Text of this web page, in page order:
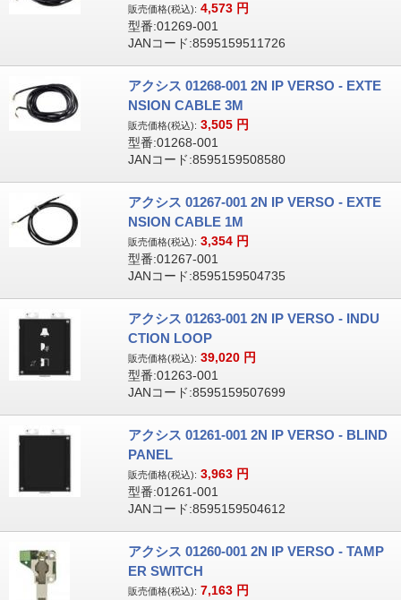
販売価格(税込): 4,573 円
型番:01269-001
JANコード:8595159511726
アクシス 01268-001 2N IP VERSO - EXTE
NSION CABLE 3M
販売価格(税込): 3,505 円
型番:01268-001
JANコード:8595159508580
アクシス 01267-001 2N IP VERSO - EXTE
NSION CABLE 1M
販売価格(税込): 3,354 円
型番:01267-001
JANコード:8595159504735
アクシス 01263-001 2N IP VERSO - INDU
CTION LOOP
販売価格(税込): 39,020 円
型番:01263-001
JANコード:8595159507699
アクシス 01261-001 2N IP VERSO - BLIND
PANEL
販売価格(税込): 3,963 円
型番:01261-001
JANコード:8595159504612
アクシス 01260-001 2N IP VERSO - TAMP
ER SWITCH
販売価格(税込): 7,163 円